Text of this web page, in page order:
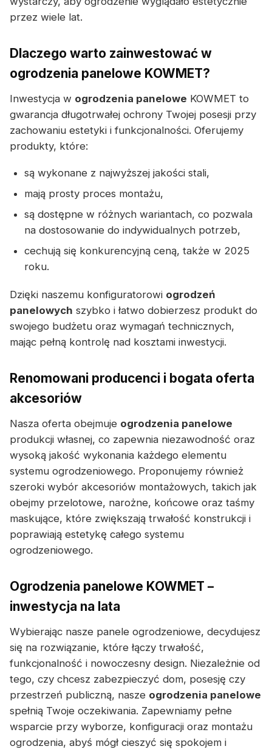
przez wiele lat.
Dlaczego warto zainwestować w
ogrodzenia panelowe KOWMET?
Inwestycja w ogrodzenia panelowe KOWMET to
gwarancja długotrwałej ochrony Twojej posesji przy
zachowaniu estetyki i funkcjonalności. Oferujemy
produkty, które:
są wykonane z najwyższej jakości stali,
mają prosty proces montażu,
są dostępne w różnych wariantach, co pozwala
na dostosowanie do indywidualnych potrzeb,
cechują się konkurencyjną ceną, także w 2025
roku.
Dzięki naszemu konfiguratorowi ogrodzeń
panelowych szybko i łatwo dobierzesz produkt do
swojego budżetu oraz wymagań technicznych,
mając pełną kontrolę nad kosztami inwestycji.
Renomowani producenci i bogata oferta
akcesoriów
Nasza oferta obejmuje ogrodzenia panelowe
produkcji własnej, co zapewnia niezawodność oraz
wysoką jakość wykonania każdego elementu
systemu ogrodzeniowego. Proponujemy również
szeroki wybór akcesoriów montażowych, takich jak
obejmy przelotowe, narożne, końcowe oraz taśmy
maskujące, które zwiększają trwałość konstrukcji i
poprawiają estetykę całego systemu
ogrodzeniowego.
Ogrodzenia panelowe KOWMET –
inwestycja na lata
Wybierając nasze panele ogrodzeniowe, decydujesz
się na rozwiązanie, które łączy trwałość,
funkcjonalność i nowoczesny design. Niezależnie od
tego, czy chcesz zabezpieczyć dom, posesję czy
przestrzeń publiczną, nasze ogrodzenia panelowe
spełnią Twoje oczekiwania. Zapewniamy pełne
wsparcie przy wyborze, konfiguracji oraz montażu
ogrodzenia, abyś mógł cieszyć się spokojem i